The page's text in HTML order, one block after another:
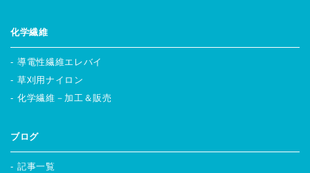
化学繊維
導電性繊維エレバイ
草刈用ナイロン
化学繊維－加工＆販売
ブログ
記事一覧